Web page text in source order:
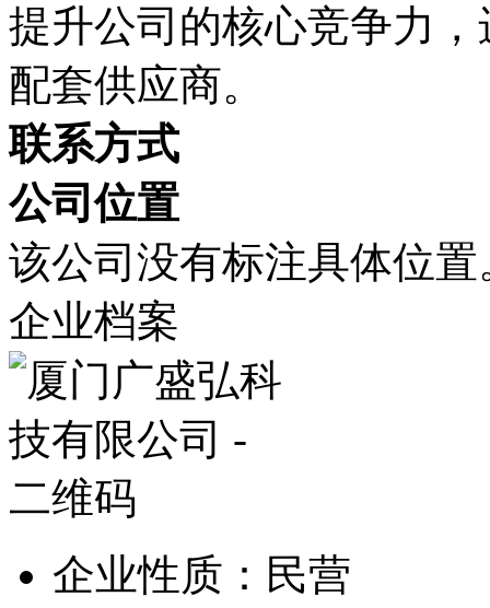
提升公司的核心竞争力
配套供应商。
联系方式
公司位置
该公司没有标注具体位置
企业档案
企业性质：民营